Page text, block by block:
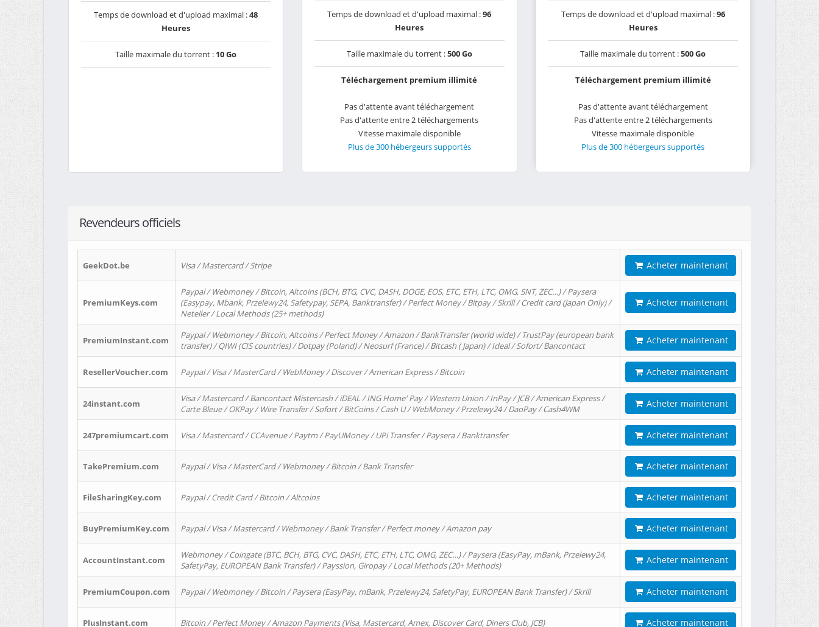
Temps de download et d'upload maximal :48
Heures
Taille maximale du torrent : 10 Go
Temps de download et d'upload maximal :96
Heures
Taille maximale du torrent :500 Go
Téléchargement premium illimité
Pas d'attente avant téléchargement
Pas d'attente entre 2 téléchargements
Vitesse maximale disponible
Plus de 300 hébergeurs supportés
Temps de download et d'upload maximal :96
Heures
Taille maximale du torrent :500 Go
Téléchargement premium illimité
Pas d'attente avant téléchargement
Pas d'attente entre 2 téléchargements
Vitesse maximale disponible
Plus de 300 hébergeurs supportés
Revendeurs officiels
GeekDot.be Visa / Mastercard / Stripe Acheter maintenant
PremiumKeys.com
Paypal / Webmoney / Bitcoin, Altcoins (BCH, BTG, CVC, DASH, DOGE, EOS, ETC, ETH, LTC, OMG, SNT, ZEC…) / Paysera
(Easypay, Mbank, Przelewy24, Safetypay, SEPA, Banktransfer) / Perfect Money / Bitpay / Skrill / Credit card (Japan Only) /
Neteller / Local Methods (25+ methods)
Acheter maintenant
PremiumInstant.com
Paypal / Webmoney / Bitcoin, Altcoins / Perfect Money / Amazon / BankTransfer (world wide) / TrustPay (european bank
transfer) / QIWI (CIS countries) / Dotpay (Poland) / Neosurf (France) / Bitcash ( Japan) / Ideal / Sofort/ Bancontact
Acheter maintenant
ResellerVoucher.com Paypal / Visa / MasterCard / WebMoney / Discover / American Express / Bitcoin Acheter maintenant
24instant.com
Visa / Mastercard / Bancontact Mistercash / iDEAL / ING Home' Pay / Western Union / InPay / JCB / American Express /
Carte Bleue / OKPay / Wire Transfer / Sofort / BitCoins / Cash U / WebMoney / Przelewy24 / DaoPay / Cash4WM
Acheter maintenant
247premiumcart.com Visa / Mastercard / CCAvenue / Paytm / PayUMoney / UPi Transfer / Paysera / Banktransfer Acheter maintenant
TakePremium.com Paypal / Visa / MasterCard / Webmoney / Bitcoin / Bank Transfer Acheter maintenant
FileSharingKey.com Paypal / Credit Card / Bitcoin / Altcoins Acheter maintenant
BuyPremiumKey.com Paypal / Visa / Mastercard / Webmoney / Bank Transfer / Perfect money / Amazon pay Acheter maintenant
AccountInstant.com
Webmoney / Coingate (BTC, BCH, BTG, CVC, DASH, ETC, ETH, LTC, OMG, ZEC…) / Paysera (EasyPay, mBank, Przelewy24,
SafetyPay, EUROPEAN Bank Transfer) / Payssion, Giropay / Local Methods (20+ Methods)
Acheter maintenant
PremiumCoupon.com Paypal / Webmoney / Bitcoin / Paysera (EasyPay, mBank, Przelewy24, SafetyPay, EUROPEAN Bank Transfer) / Skrill Acheter maintenant
PlusInstant.com Bitcoin / Perfect Money / Amazon Payments (Visa, Mastercard, Amex, Discover Card, Diners Club, JCB) Acheter maintenant